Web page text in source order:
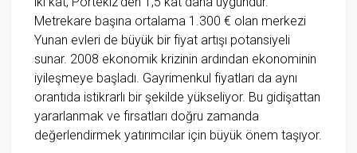
Metrekare başına ortalama 1.300 € olan merkezi
Yunan evleri de büyük bir fiyat artışı potansiyeli
sunar. 2008 ekonomik krizinin ardından ekonominin
iyileşmeye başladı. Gayrimenkul fiyatları da aynı
orantıda istikrarlı bir şekilde yükseliyor. Bu gidişattan
yararlanmak ve fırsatları doğru zamanda
değerlendirmek yatırımcılar için büyük önem taşıyor.